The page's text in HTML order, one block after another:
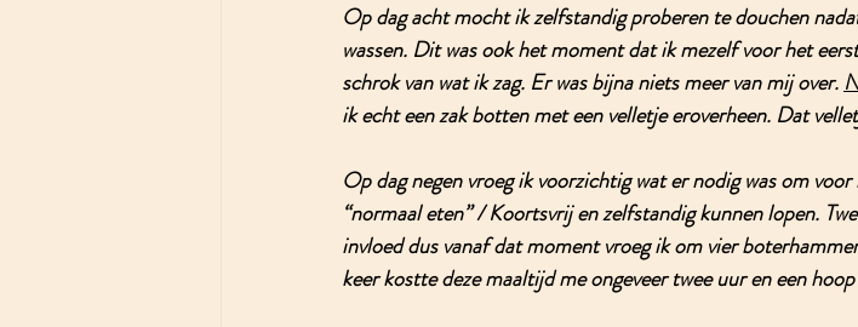
Op dag acht mocht ik zelfstandig proberen te douchen
wassen. Dit was ook het moment dat ik mezelf voor het
schrok van wat ik zag. Er was bijna niets meer van mij over.
ik echt een zak botten met een velletje eroverheen. Dat
Op dag negen vroeg ik voorzichtig wat er nodig was om
“normaal eten” / Koortsvrij en zelfstandig kunnen lopen.
invloed dus vanaf dat moment vroeg ik om vier
keer kostte deze maaltijd me ongeveer twee uur en een